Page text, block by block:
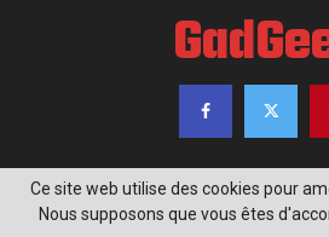
@2020 - www.gadgeek.fr. Tous
Ce site web utilise des cookies pour
Nous supposons que vous êtes